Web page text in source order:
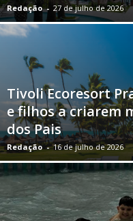
Redação - 27 de julho de 2026
Tivoli Ecoresort
e filhos a criarem
dos Pais
Redação - 16 de julho de 2026